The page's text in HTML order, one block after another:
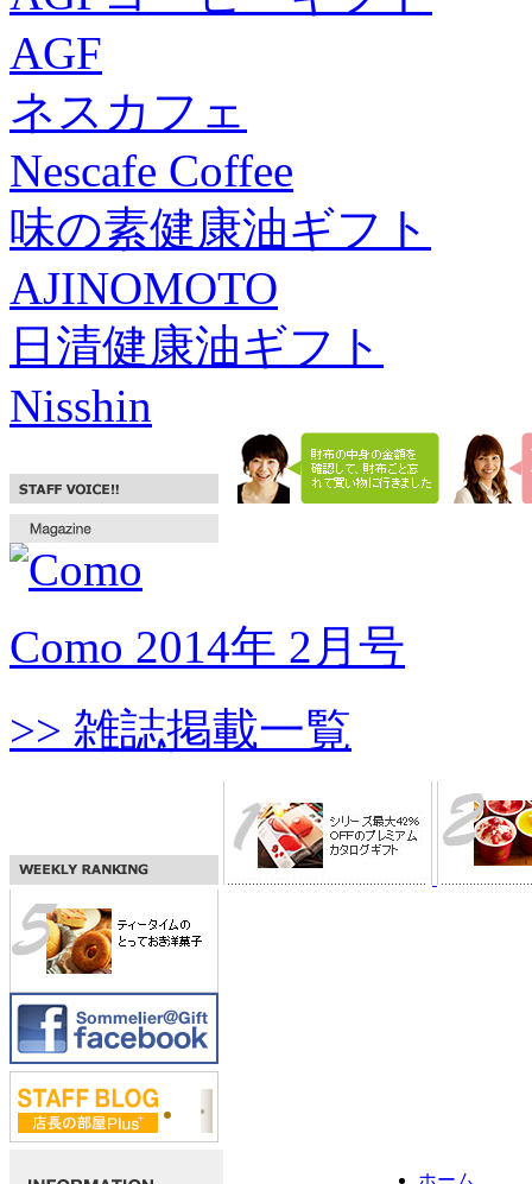
AGF
ネスカフェ
Nescafe Coffee
味の素健康油ギフト
AJINOMOTO
日清健康油ギフト
Nisshin
Como 2014年 2月号
>> 雑誌掲載一覧
ホーム